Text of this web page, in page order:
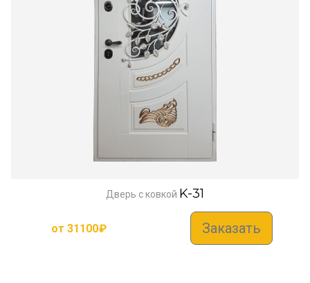
Дверь с ковкой K-31
от 31100₽ Заказать